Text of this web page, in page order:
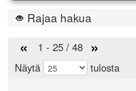
Rajaa hakua
« 1 - 25 / 48 »
Näytä tulosta